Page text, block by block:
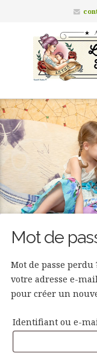
Mot de
Mot de passe
votre adresse e-
pour créer un
Identifiant ou e-